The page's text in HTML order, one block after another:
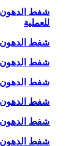
للعملية
شفط الدهون من
شفط الدهون من
شفط الدهون
شفط الدهون من
شفط الدهون وإعادة